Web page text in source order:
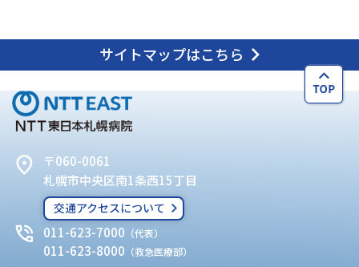
サイトマップはこちら
〒060-0061
札幌市中央区南1条西15丁目
交通アクセスについて
011-623-7000 （代表）
011-623-8000 （救急医療部）